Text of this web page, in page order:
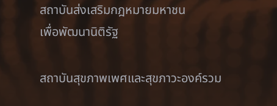
สถาบันส่งเสริมกฎหมายมหาชน
เพื่อพัฒนานิติรัฐ
สถาบันสุขภาพเพศและสุขภาวะองค์รวม